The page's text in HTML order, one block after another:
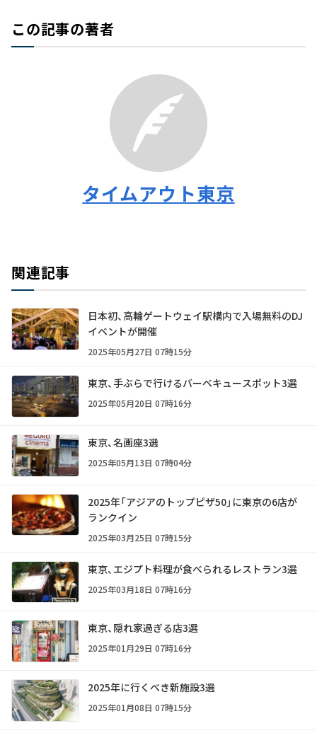
この記事の著者
タイムアウト東京
関連記事
日本初、高輪ゲートウェイ駅構内で入場無料のDJ
イベントが開催
2025年05月27日 07時15分
東京、手ぶらで行けるバーベキュースポット3選
2025年05月20日 07時16分
東京、名画座3選
2025年05月13日 07時04分
2025年「アジアのトップピザ50」に東京の6店が
ランクイン
2025年03月25日 07時15分
東京、エジプト料理が食べられるレストラン3選
2025年03月18日 07時16分
東京、隠れ家過ぎる店3選
2025年01月29日 07時16分
2025年に行くべき新施設3選
2025年01月08日 07時15分